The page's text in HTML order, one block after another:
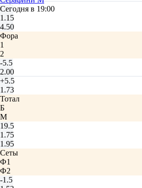
Сегодня в 19:00
1.15
4.50
Фора
1
2
-5.5
2.00
+5.5
1.73
Тотал
Б
М
19.5
1.75
1.95
Сеты
Ф1
Ф2
-1.5